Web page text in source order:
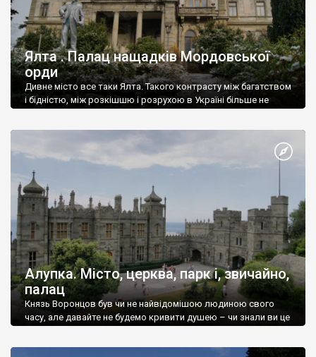
Ялта . Палац нащадків Мордовської
орди
Дивне місто все таки Ялта. Такого контрасту між багатством
і бідністю, між розкішшю і розрухою в Україні більше не
Алупка. Місто, церква, парк і, звичайно,
палац
Князь Воронцов був чи не найвідомішою людиною свого
часу, але давайте не будемо кривити душею – чи знали ви це